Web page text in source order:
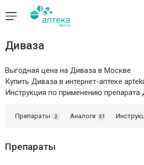
Диваза
Выгодная цена на Диваза в Москве
Купить Диваза в интернет-аптеке
Инструкция по применению препарата
Препараты 2 Аналоги 37
Препараты